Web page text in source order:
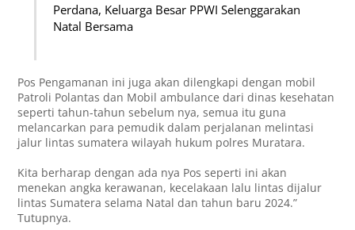
Perdana, Keluarga Besar PPWI Selenggarakan
Natal Bersama
Pos Pengamanan ini juga akan dilengkapi dengan mobil
Patroli Polantas dan Mobil ambulance dari dinas kesehatan
seperti tahun-tahun sebelum nya, semua itu guna
melancarkan para pemudik dalam perjalanan melintasi
jalur lintas sumatera wilayah hukum polres Muratara.
Kita berharap dengan ada nya Pos seperti ini akan
menekan angka kerawanan, kecelakaan lalu lintas dijalur
lintas Sumatera selama Natal dan tahun baru 2024.”
Tutupnya.